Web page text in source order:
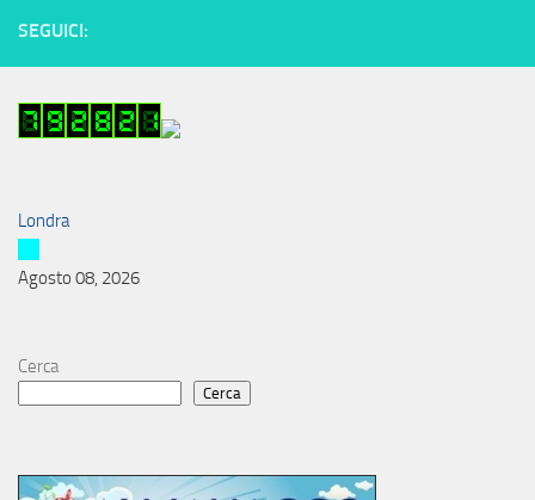
SEGUICI:
Londra
Agosto 08, 2026
Cerca
Cerca